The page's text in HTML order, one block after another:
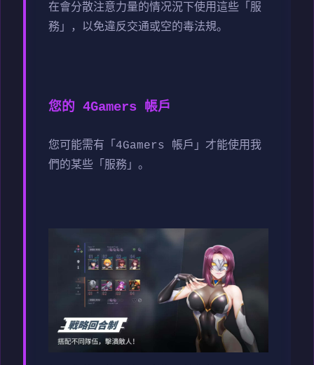
在會分散注意力量的情况況下使用這些「服
務」，以免違反交通或空的毒法規。
您的 4Gamers 帳戶
您可能需有「4Gamers 帳戶」才能使用我
們的某些「服務」。